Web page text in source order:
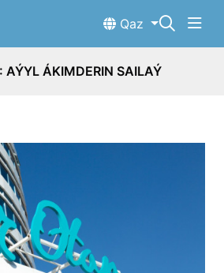
Qaz
AÝYL ÁKIMDERIN SAILAÝ